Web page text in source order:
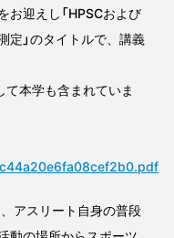
迎えし「HPSCおよび
定」のタイトルで、講義
本学も含まれていま
アスリート自身の普段